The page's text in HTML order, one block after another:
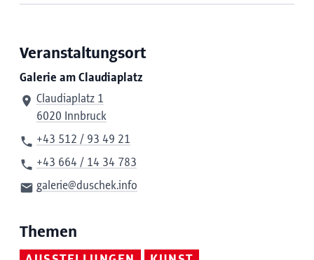
Veranstaltungsort
Galerie am Claudiaplatz
Claudiaplatz 1
6020 Innbruck
+43 512 / 93 49 21
+43 664 / 14 34 783
galerie@duschek.info
Themen